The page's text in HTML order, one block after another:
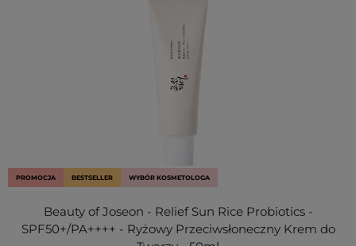
PROMOCJA BESTSELLER WYBÓR KOSMETOLOGA
Beauty of Joseon - Relief Sun Rice Probiotics -
SPF50+/PA++++ - Ryżowy Przeciwsłoneczny Krem do